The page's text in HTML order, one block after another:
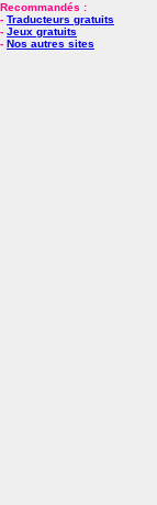
Recommandés :
- Traducteurs gratuits
- Jeux gratuits
- Nos autres sites